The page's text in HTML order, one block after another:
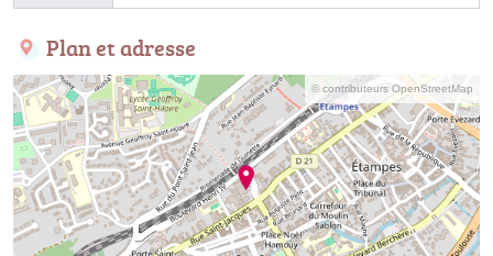
Plan et adresse
© contributeurs OpenStreetMap